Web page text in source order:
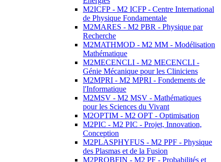
M2ICFP - M2 ICFP - Centre International
de Physique Fondamentale
M2MARES - M2 PBR - Physique par
Recherche
M2MATHMOD - M2 MM - Modélisation
Mathématique
M2MECENCLI - M2 MECENCLI -
Génie Mécanique pour les Cliniciens
M2MPRI - M2 MPRI - Fondements de
l'Informatique
M2MSV - M2 MSV - Mathématiques
pour les Sciences du Vivant
M2OPTIM - M2 OPT - Optimisation
M2PIC - M2 PIC - Projet, Innovation,
Conception
M2PLASPHYFUS - M2 PPF - Physique
des Plasmas et de la Fusion
M2PROBFIN - M2 PF - Probabilités et